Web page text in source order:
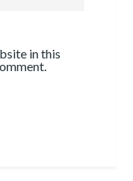
in this